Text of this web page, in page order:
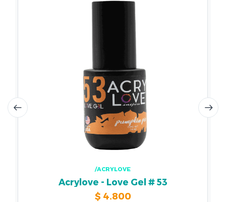
/ACRYLOVE
Acrylove - Love Gel # 53
$ 4.800